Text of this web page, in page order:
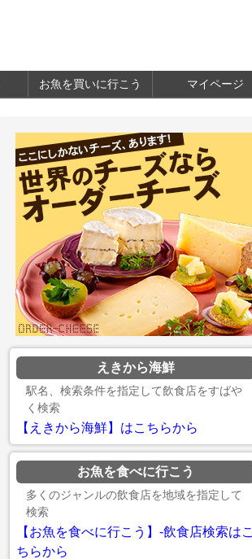
お魚を買いに行こう マイページ
えきから海鮮
駅名、検索条件を指定して飲食店をすばや
く検索
【えきから海鮮】はこちらから
お魚を食べに行こう
多くのジャンルの飲食店を地域を指定して
検索
【お魚を食べに行こう】-飲食店検索はこ
ちらから